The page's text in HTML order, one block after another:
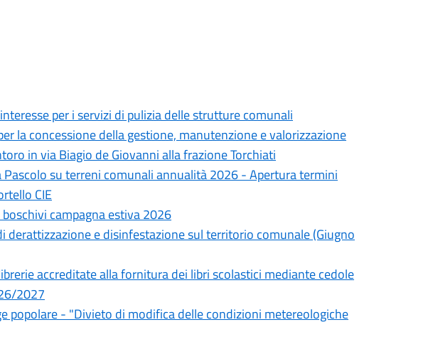
per i servizi di pulizia delle strutture comunali
la concessione della gestione, manutenzione e valorizzazione
in via Biagio de Giovanni alla frazione Torchiati
Pascolo su terreni comunali annualità 2026 - Apertura termini
CIE
campagna estiva 2026
derattizzazione e disinfestazione sul territorio comunale (Giugno
accreditate alla fornitura dei libri scolastici mediante cedole
2027
popolare - "Divieto di modifica delle condizioni metereologiche